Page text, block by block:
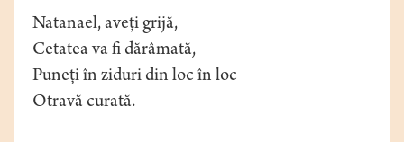
Natanael, aveţi grijă,
Cetatea va fi dărâmată,
Puneţi în ziduri din loc în loc
Otravă curată.